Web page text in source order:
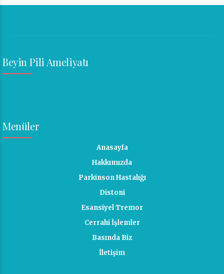
Beyin Pili Ameliyatı
Menüler
Anasayfa
Hakkımızda
Parkinson Hastalığı
Distoni
Esansiyel Tremor
Cerrahi İşlemler
Basında Biz
İletişim